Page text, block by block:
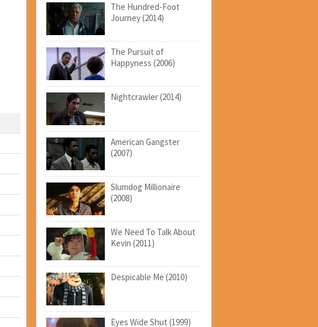
The Hundred-Foot
Journey (2014)
The Pursuit of
Happyness (2006)
Nightcrawler (2014)
American Gangster
(2007)
Slumdog Millionaire
(2008)
We Need To Talk About
Kevin (2011)
Despicable Me (2010)
Eyes Wide Shut (1999)